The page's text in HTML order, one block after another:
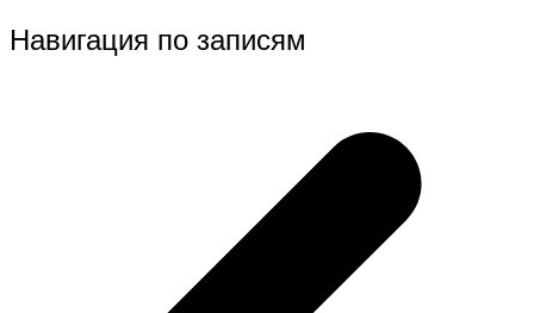
Навигация по записям